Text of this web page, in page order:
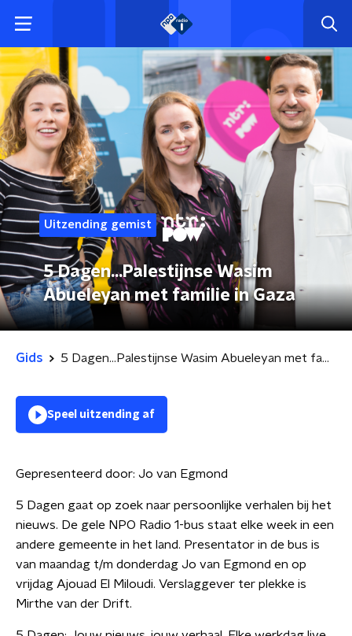
Uitzending gemist
5 Dagen...Palestijnse Wasim
Abueleyan met familie in Gaza
Gids 5 Dagen...Palestijnse Wasim Abueleyan met familie in Gaza
Speel uitzending af
Gepresenteerd door: Jo van Egmond
5 Dagen gaat op zoek naar persoonlijke verhalen bij het
nieuws. De gele NPO Radio 1-bus staat elke week in een
andere gemeente in het land. Presentator in de bus is
van maandag t/m donderdag Jo van Egmond en op
vrijdag Ajouad El Miloudi. Verslaggever ter plekke is
Mirthe van der Drift.